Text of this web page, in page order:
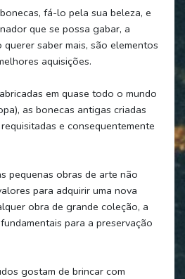
fá-lo pela sua beleza, e
que se possa gabar, a
saber mais, são elementos
aquisições.
em quase todo o mundo
as bonecas antigas criadas
e consequentemente
pequenas obras de arte não
para adquirir uma nova
obra de grande coleção, a
para a preservação
gostam de brincar com